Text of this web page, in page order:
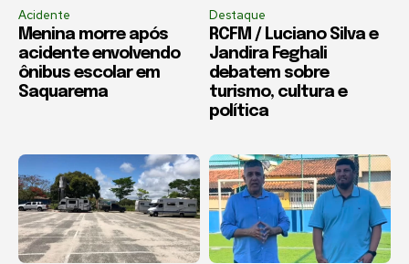
Acidente
Menina morre após
acidente envolvendo
ônibus escolar em
Saquarema
Destaque
RCFM / Luciano Silva e
Jandira Feghali
debatem sobre
turismo, cultura e
política